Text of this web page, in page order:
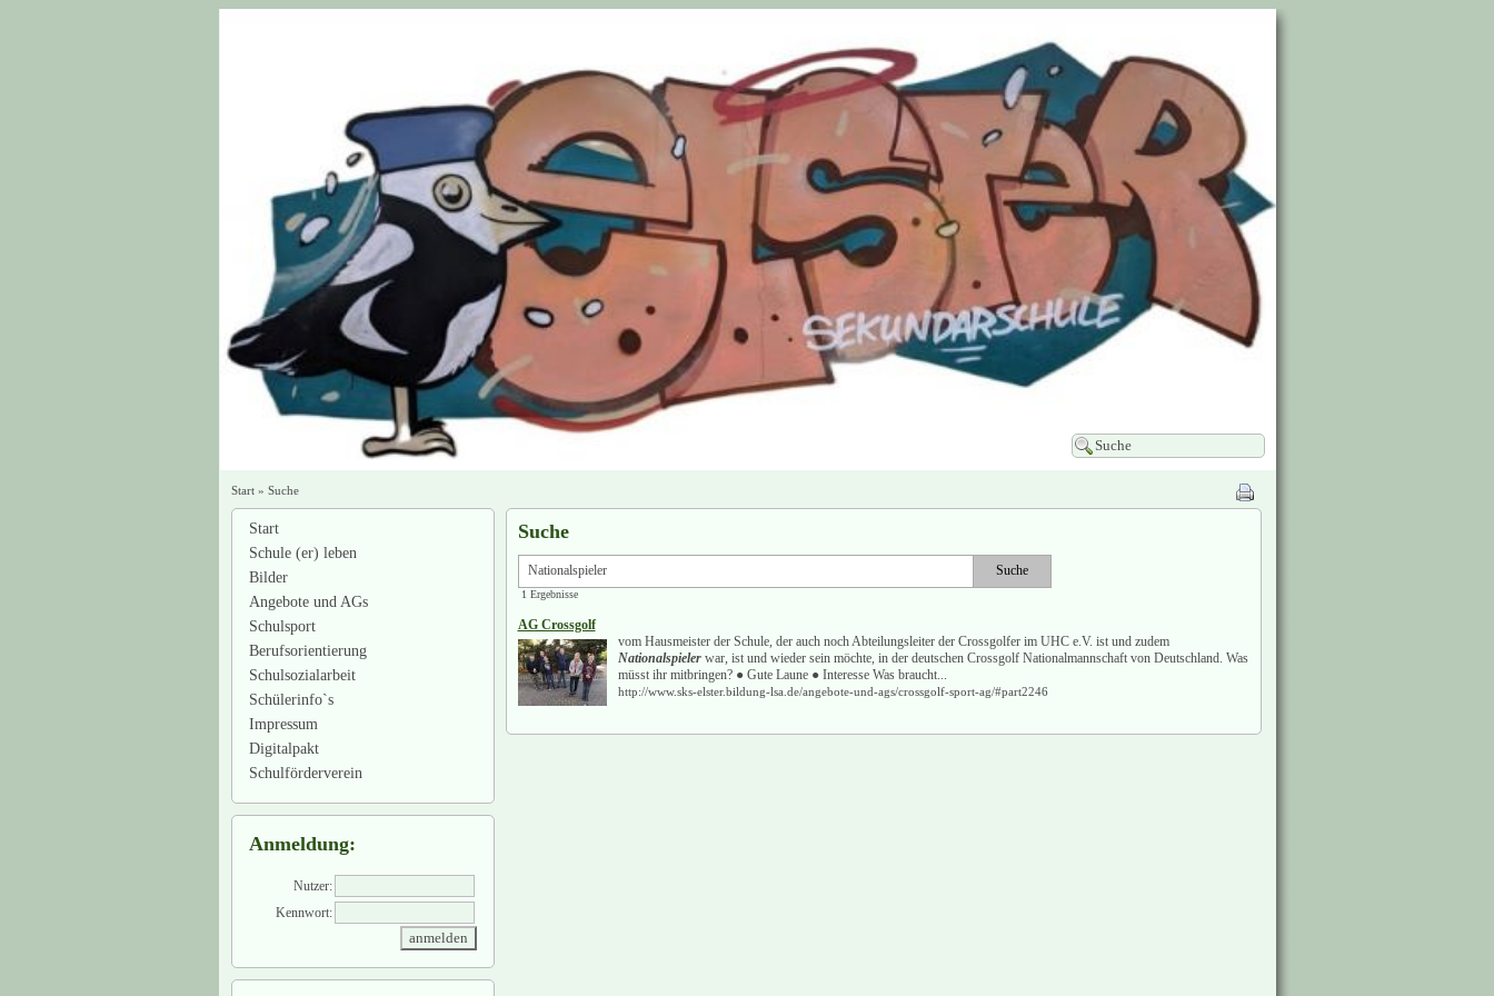
Start» Suche
Start
Schule (er) leben
Bilder
Angebote und AGs
Schulsport
Berufsorientierung
Schulsozialarbeit
Schülerinfo`s
Impressum
Digitalpakt
Schulförderverein
Anmeldung:
Nutzer:
Kennwort:
Suche
1 Ergebnisse
AG Crossgolf
vom Hausmeister der Schule, der auch noch Abteilungsleiter der Crossgolfer im UHC e.V. ist und zudem
Nationalspielerwar, ist und wieder sein möchte, in der deutschen Crossgolf Nationalmannschaft von Deutschland. Was
müsst ihr mitbringen? ● Gute Laune ● Interesse Was braucht...
http://www.sks-elster.bildung-lsa.de/angebote-und-ags/crossgolf-sport-ag/#part2246